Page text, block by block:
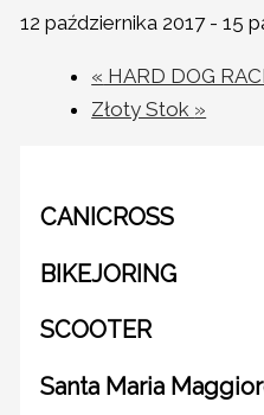
12 października 2017-15
« HARD DOG
Złoty Stok »
CANICROSS
BIKEJORING
SCOOTER
Santa Maria